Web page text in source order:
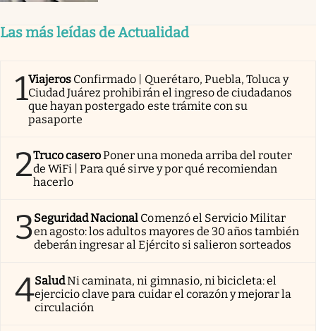
Las más leídas de Actualidad
1Viajeros Confirmado | Querétaro, Puebla, Toluca y
Ciudad Juárez prohibirán el ingreso de ciudadanos
que hayan postergado este trámite con su
pasaporte
2Truco caseroPoner una moneda arriba del router
de WiFi | Para qué sirve y por qué recomiendan
hacerlo
3Seguridad Nacional Comenzó el Servicio Militar
en agosto: los adultos mayores de 30 años también
deberán ingresar al Ejército si salieron sorteados
4SaludNi caminata, ni gimnasio, ni bicicleta: el
ejercicio clave para cuidar el corazón y mejorar la
circulación